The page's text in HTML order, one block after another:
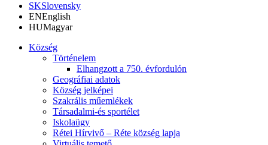
SKSlovensky
ENEnglish
HUMagyar
Község
Történelem
Elhangzott a 750. évfordulón
Geográfiai adatok
Község jelképei
Szakrális műemlékek
Társadalmi-és sportélet
Iskolaügy
Rétei Hírvivő – Réte község lapja